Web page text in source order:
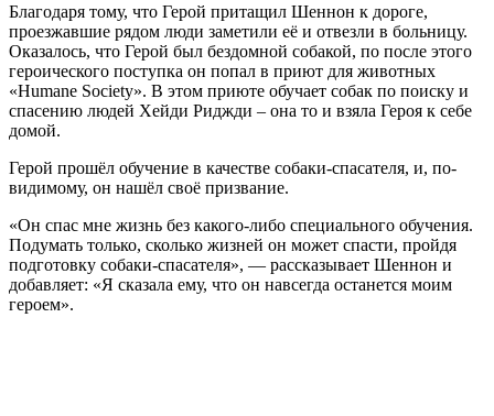
Благодаря тому, что Герой притащил Шеннон к дороге,
проезжавшие рядом люди заметили её и отвезли в больницу.
Оказалось, что Герой был бездомной собакой, по после этого
героического поступка он попал в приют для животных
«Humane Society». В этом приюте обучает собак по поиску и
спасению людей Хейди Риджди – она то и взяла Героя к себе
домой.
Герой прошёл обучение в качестве собаки-спасателя, и, по-
видимому, он нашёл своё призвание.
«Он спас мне жизнь без какого-либо специального обучения.
Подумать только, сколько жизней он может спасти, пройдя
подготовку собаки-спасателя», — рассказывает Шеннон и
добавляет: «Я сказала ему, что он навсегда останется моим
героем».